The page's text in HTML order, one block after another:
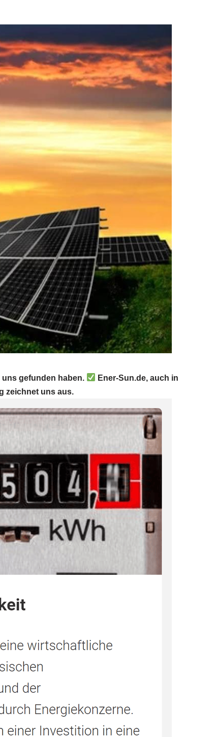
gefunden haben.
Ener-Sun.de, auch in
zeichnet uns aus.